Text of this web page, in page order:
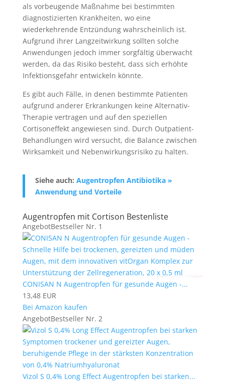
als vorbeugende Maßnahme bei bestimmten
diagnostizierten Krankheiten, wo eine
wiederkehrende Entzündung wahrscheinlich ist.
Aufgrund ihrer Langzeitwirkung sollten solche
Anwendungen jedoch immer sorgfältig überwacht
werden, da das Risiko besteht, dass sich erhöhte
Infektionsgefahr entwickeln könnte.
Es gibt auch Fälle, in denen bestimmte Patienten
aufgrund anderer Erkrankungen keine Alternativ-
Therapie vertragen und auf den speziellen
Cortisoneffekt angewiesen sind. Durch Outpatient-
Behandlungen wird versucht, die Balance zwischen
Wirksamkeit und Nebenwirkungsrisiko zu halten.
Siehe auch: Augentropfen Antibiotika »
Anwendung und Vorteile
Augentropfen mit Cortison Bestenliste
AngebotBestseller Nr. 1
CONISAN N Augentropfen für gesunde Augen -...
13,48 EUR
Bei Amazon kaufen
AngebotBestseller Nr. 2
Vizol S 0,4% Long Effect Augentropfen bei starken...